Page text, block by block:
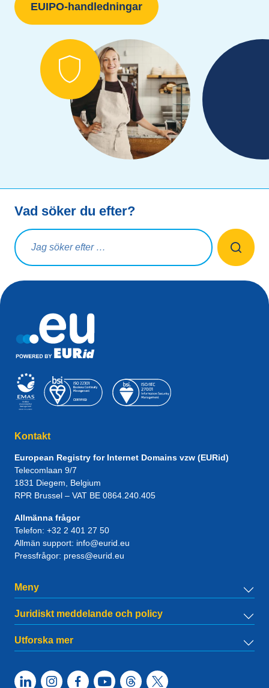
EUIPO-handledningar
Vad söker du efter?
Sökfråga
Kontakt
European Registry for Internet Domains vzw (EURid)
Telecomlaan 9/7
1831 Diegem , Belgium
RPR Brussel – VAT BE 0864.240.405
Allmänna frågor
Telefon: +32 2 401 27 50
Allmän support: info@eurid.eu
Pressfrågor: press@eurid.eu
Meny
Juridiskt meddelande och policy
Utforska mer